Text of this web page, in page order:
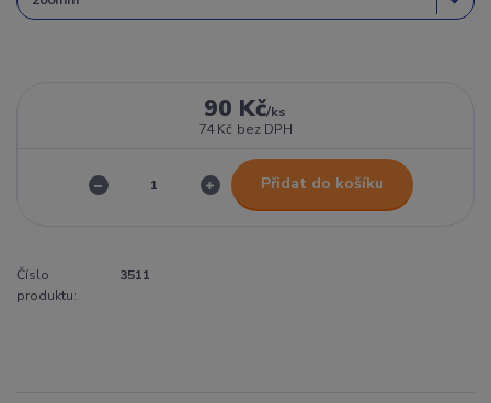
90 Kč/ks
74 Kč bez DPH
Přidat do košíku
Číslo
produktu:
3511